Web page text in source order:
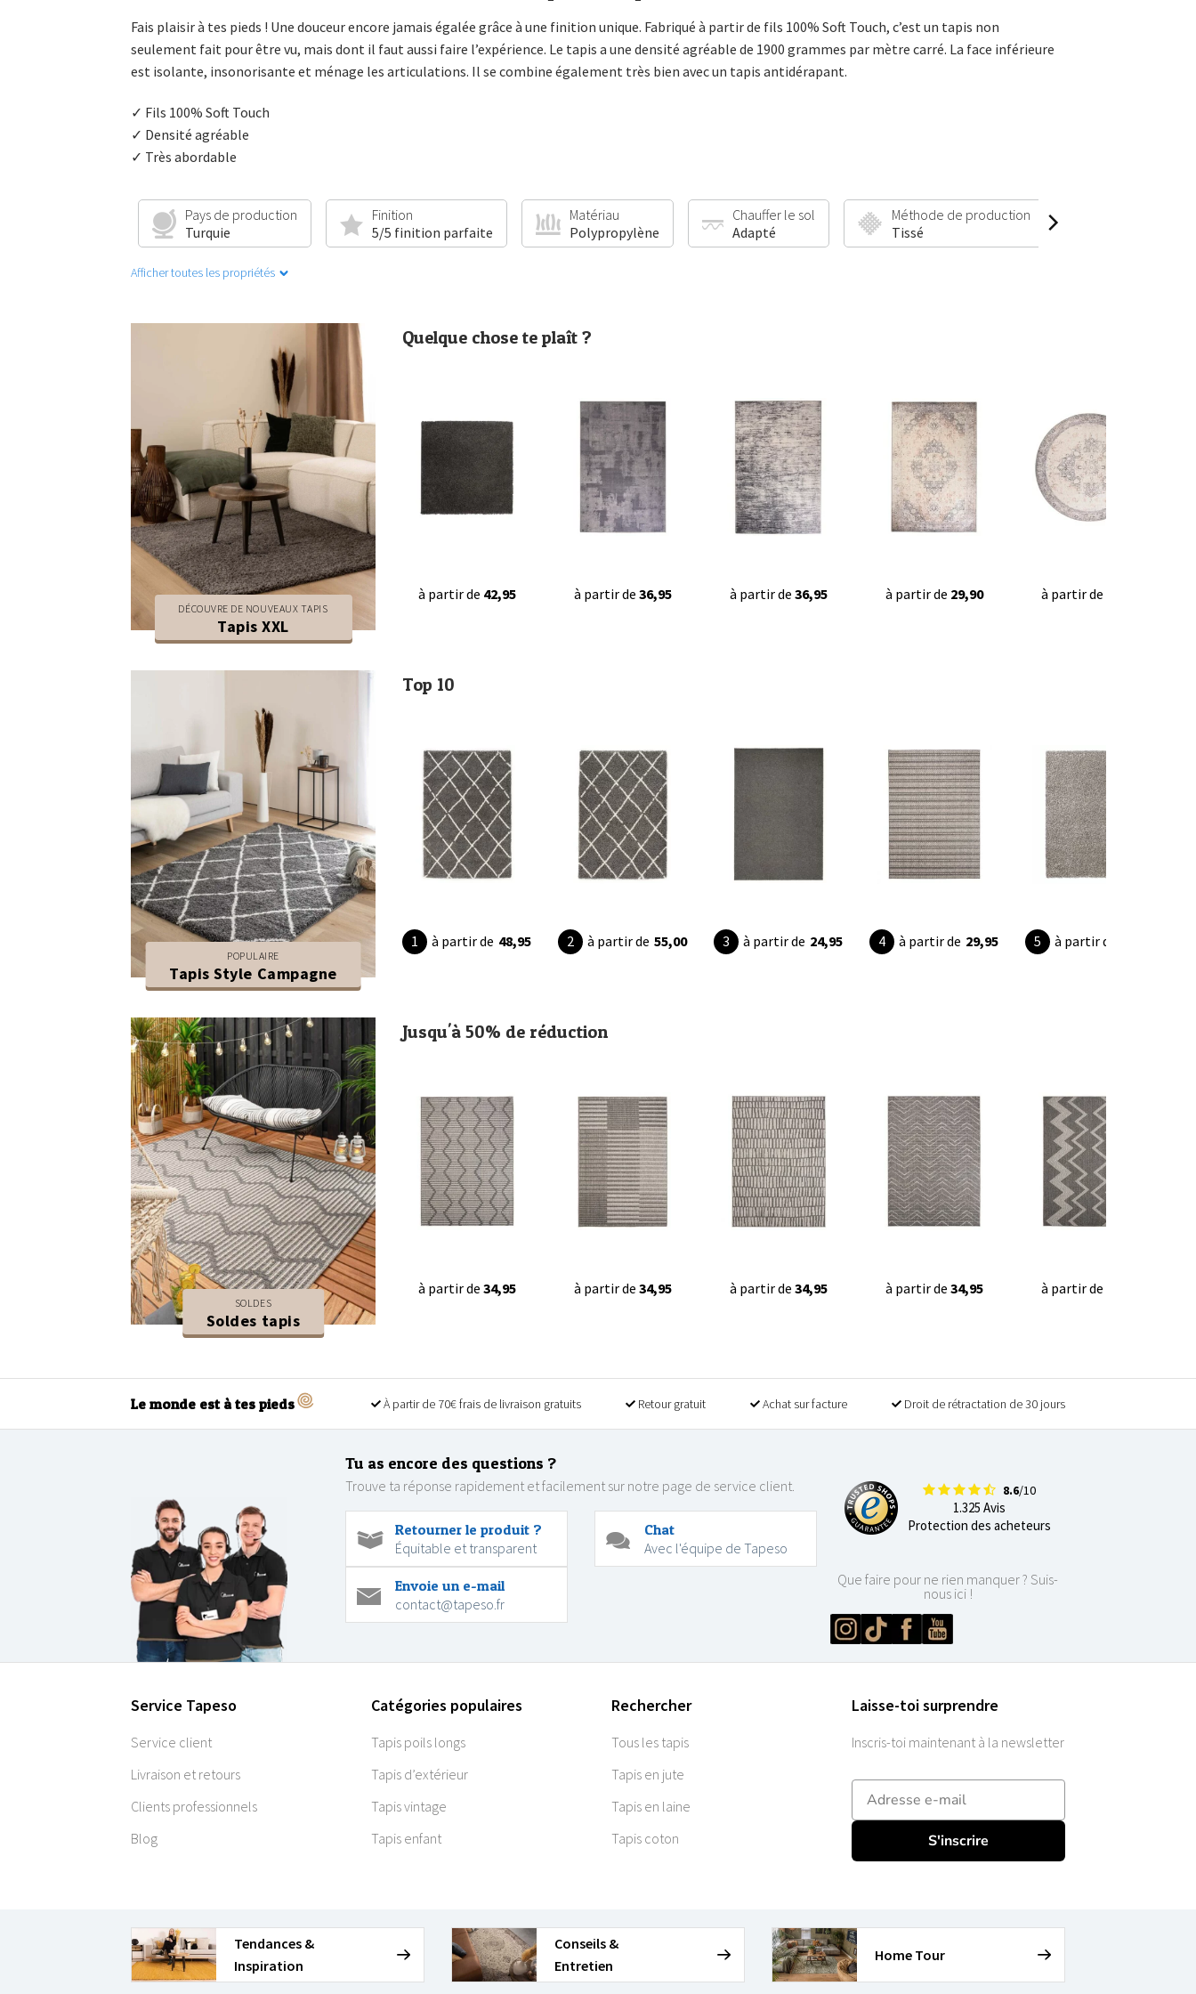
Fais plaisir à tes pieds ! Une douceur encore jamais égalée grâce à une finition unique. Fabriqué à partir de fils 100% Soft Touch, c’est un tapis non
seulement fait pour être vu, mais dont il faut aussi faire l’expérience. Le tapis a une densité agréable de 1900 grammes par mètre carré. La face inférieure
est isolante, insonorisante et ménage les articulations. Il se combine également très bien avec un tapis antidérapant.
✓ Fils 100% Soft Touch
✓ Densité agréable
✓ Très abordable
Pays de production
Turquie
Finition
5/5 finition parfaite
Matériau
Polypropylène
Chauffer le sol
Adapté
Méthode de production
Tissé
Afficher toutes les propriétés
DÉCOUVRE DE NOUVEAUX TAPIS
Tapis XXL
Quelque chose te plaît ?
à partir de 42,95 à partir de 36,95 à partir de 36,95 à partir de 29,90 à partir de
POPULAIRE
Tapis Style Campagne
Top 10
à partir de 48,95 à partir de 55,00 à partir de 24,95 à partir de 29,95 à partir de
SOLDES
Soldes tapis
Jusqu'à 50% de réduction
à partir de 34,95 à partir de 34,95 à partir de 34,95 à partir de 34,95 à partir de
Le monde est à tes pieds À partir de 70€ frais de livraison gratuits Retour gratuit Achat sur facture Droit de rétractation de 30 jours
Tu as encore des questions ?
Trouve ta réponse rapidement et facilement sur notre page de service client.
Retourner le produit ?
Équitable et transparent
Chat
Avec l'équipe de Tapeso
Envoie un e-mail
contact@tapeso.fr
8.6/10
1.325 Avis
Protection des acheteurs
Que faire pour ne rien manquer ? Suis-
nous ici !
Service Tapeso
Service client
Livraison et retours
Clients professionnels
Blog
Catégories populaires
Tapis poils longs
Tapis d’extérieur
Tapis vintage
Tapis enfant
Rechercher
Tous les tapis
Tapis en jute
Tapis en laine
Tapis coton
Laisse-toi surprendre
Inscris-toi maintenant à la newsletter
E-mailadres
S'inscrire
Tendances &
Inspiration
Conseils &
Entretien
Home Tour